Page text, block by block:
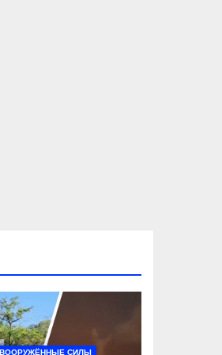
ВООРУЖЁННЫЕ СИЛЫ